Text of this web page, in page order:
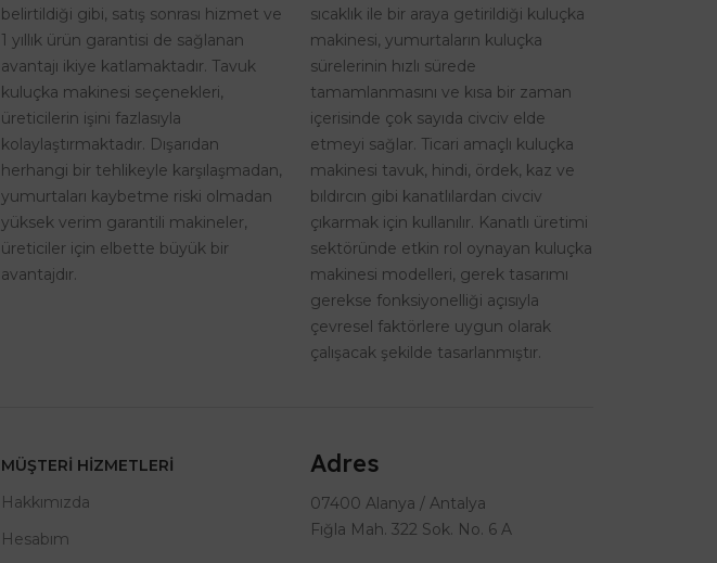
belirtildiği gibi, satış sonrası hizmet ve
1 yıllık ürün garantisi de sağlanan
avantajı ikiye katlamaktadır. Tavuk
kuluçka makinesi seçenekleri,
üreticilerin işini fazlasıyla
kolaylaştırmaktadır. Dışarıdan
herhangi bir tehlikeyle karşılaşmadan,
yumurtaları kaybetme riski olmadan
yüksek verim garantili makineler,
üreticiler için elbette büyük bir
avantajdır.
sıcaklık ile bir araya getirildiği kuluçka
makinesi, yumurtaların kuluçka
sürelerinin hızlı sürede
tamamlanmasını ve kısa bir zaman
içerisinde çok sayıda civciv elde
etmeyi sağlar. Ticari amaçlı kuluçka
makinesi tavuk, hindi, ördek, kaz ve
bıldırcın gibi kanatlılardan civciv
çıkarmak için kullanılır. Kanatlı üretimi
sektöründe etkin rol oynayan kuluçka
makinesi modelleri, gerek tasarımı
gerekse fonksiyonelliği açısıyla
çevresel faktörlere uygun olarak
çalışacak şekilde tasarlanmıştır.
MÜŞTERI HIZMETLERI
Hakkımızda
Hesabım
Adres
07400 Alanya / Antalya
Fığla Mah. 322 Sok. No. 6 A